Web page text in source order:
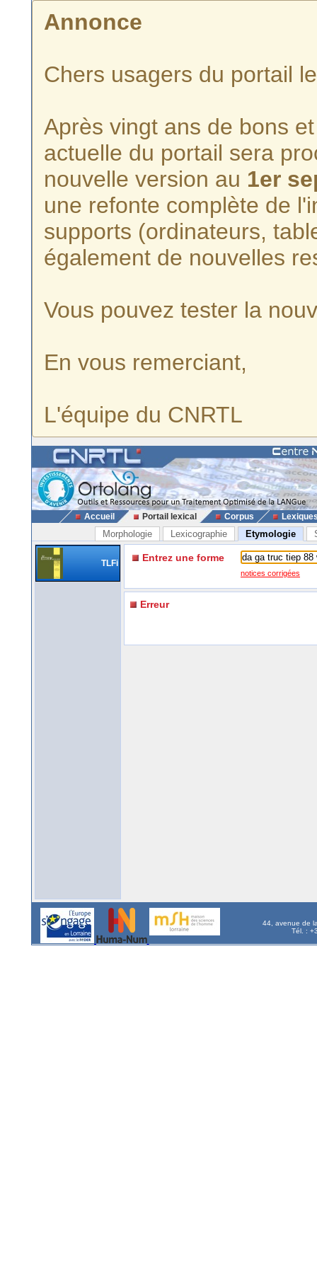
Annonce
Chers usagers du portail
Après vingt ans de bons
actuelle du portail sera
nouvelle version au 1er
une refonte complète de
supports (ordinateurs,
également de nouvelles
Vous pouvez tester la
En vous remerciant,
L'équipe du CNRTL
Accueil Portail lexical Corpus
Morphologie Lexicographie Etymologie
TLFi Entrez une forme
notices corrigées
Erreur
44, avenue de
Tél. :